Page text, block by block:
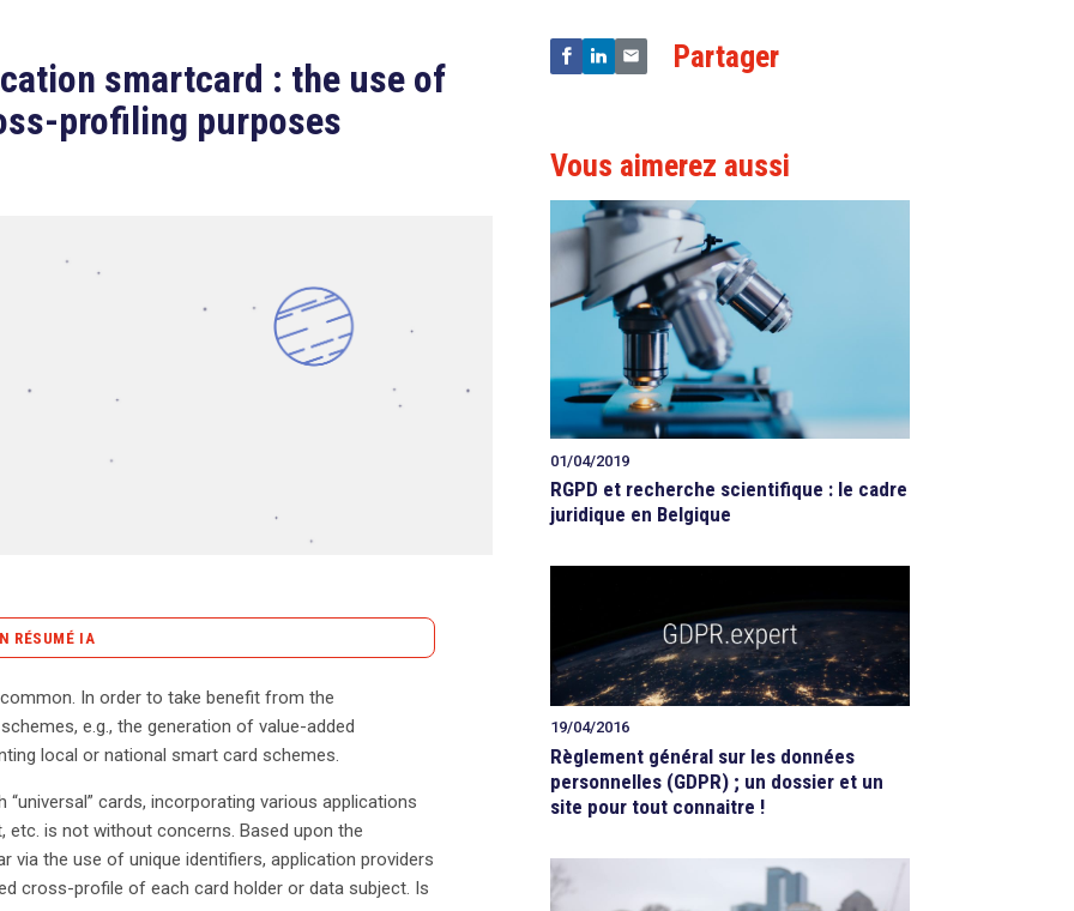
smartcard : the use of
profiling purposes
RÉSUMÉ IA
des enjeux passionnants et préoccupants.
que l’identification électronique, les
cruciales en matière de vie privée. En
identifiants uniques, permet aux fournisseurs
des profils détaillés des utilisateurs. Ce
intrusive, suscitant des inquiétudes quant à la
In order to take benefit from the
e.g., the generation of value-added
local or national smart card schemes.
cards, incorporating various applications
etc. is not without concerns. Based upon the
via the use of unique identifiers, application providers
cross-profile of each card holder or data subject. Is
Partager
Vous aimerez aussi
01/04/2019
RGPD et recherche scientifique : le cadre
juridique en Belgique
19/04/2016
Règlement général sur les données
personnelles (GDPR) ; un dossier et un
site pour tout connaitre !